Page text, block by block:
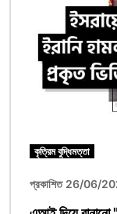
কৃত্রিম বুদ্ধিমত্তা
প্রকাশিত 26/06/